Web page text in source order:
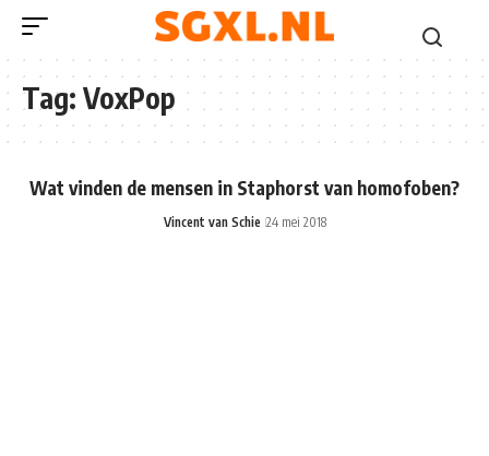
Tag: VoxPop
Wat vinden de mensen in Staphorst van homofoben?
Vincent van Schie 24 mei 2018